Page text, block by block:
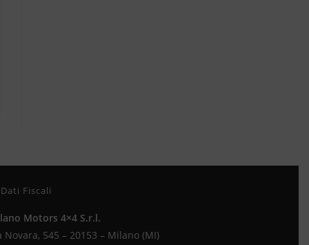
Dati Fiscali
Motors 4×4 S.r.l.
Novara, 545 – 20153 – Milano (MI)